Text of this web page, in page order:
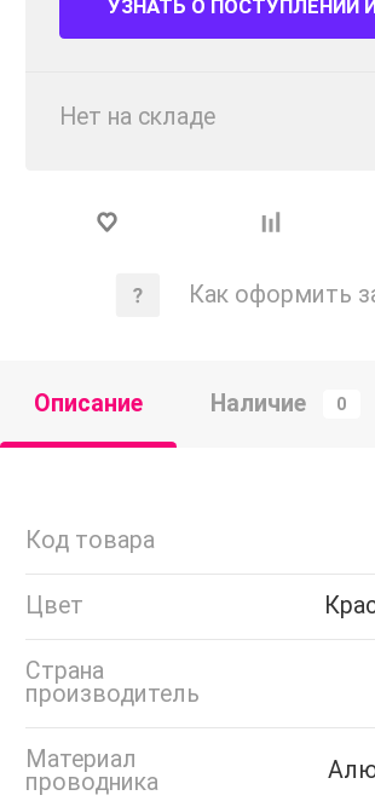
УЗНАТЬ О ПОСТУПЛЕНИИ
Нет на складе
Как оформить
Описание Наличие 0
Код товара
Цвет
Страна
производитель
Материал
проводника